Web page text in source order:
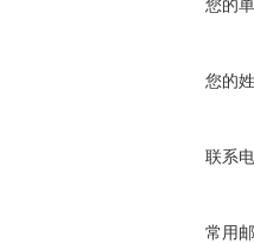
您的
您的
联系
常用